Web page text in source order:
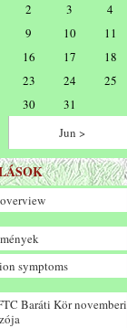
2 3
4
9 10
11
16 17
18
23 24
25
30
31
Jun >
symptoms
Baráti Kör novemberi